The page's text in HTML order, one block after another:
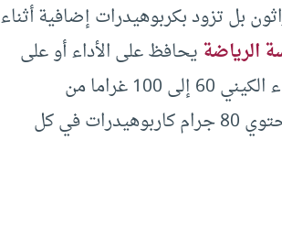
بل تزود بكربوهيدرات إضافية أثناء
الرياضةيحافظ على الأداء أو على
الأقل سيمنع انخفاض المستوى”. وكان من المتوقع أن يأخذ العداء الكيني 60 إلى 100 غراما من
الكربوهيدرات في الساعة على شكل مشروب يسمى Maurten يحتوي 80 جرام كاربوهيدرات في كل